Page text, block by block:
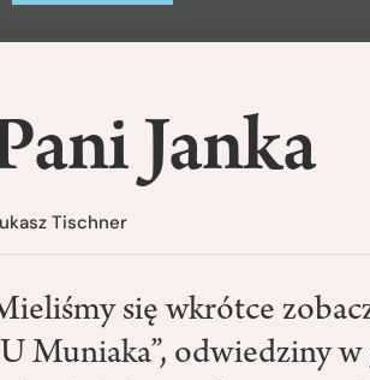
Janka
Tischner
się wkrótce
Muniaka”, odwiedziny